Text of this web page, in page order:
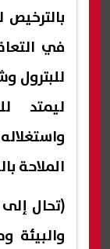
بالترخيص
في
للبترول
ليمتد
الملاحة
(تحال
والبيئة